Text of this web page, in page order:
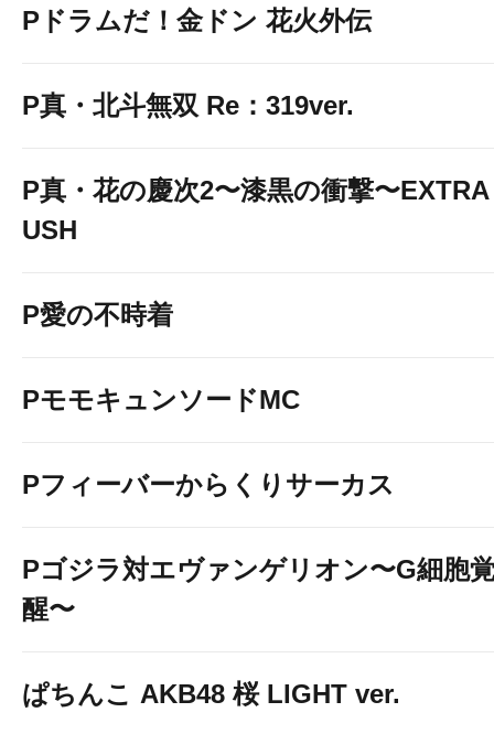
Pドラムだ！金ドン 花火外伝
P真・北斗無双 Re：319ver.
P真・花の慶次2〜漆黒の衝撃〜EXTRA
USH
P愛の不時着
PモモキュンソードMC
Pフィーバーからくりサーカス
Pゴジラ対エヴァンゲリオン〜G細胞
醒〜
ぱちんこ AKB48 桜 LIGHT ver.